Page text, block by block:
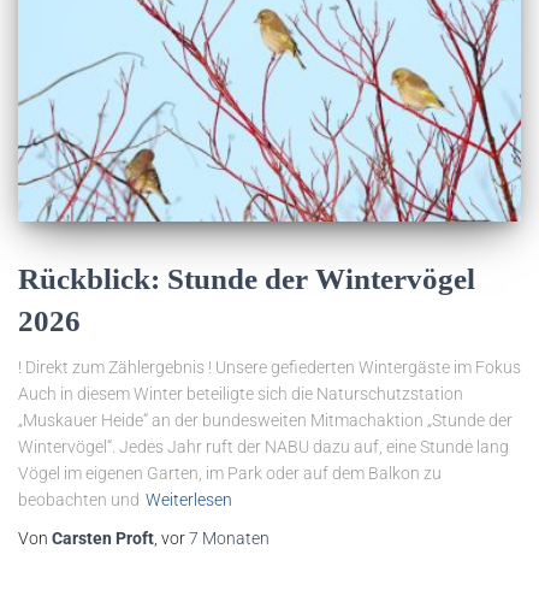
Rückblick: Stunde der Wintervögel
2026
! Direkt zum Zählergebnis ! Unsere gefiederten Wintergäste im Fokus
Auch in diesem Winter beteiligte sich die Naturschutzstation
„Muskauer Heide“ an der bundesweiten Mitmachaktion „Stunde der
Wintervögel“. Jedes Jahr ruft der NABU dazu auf, eine Stunde lang
Vögel im eigenen Garten, im Park oder auf dem Balkon zu
beobachten und Weiterlesen
Von Carsten Proft , vor7 Monaten